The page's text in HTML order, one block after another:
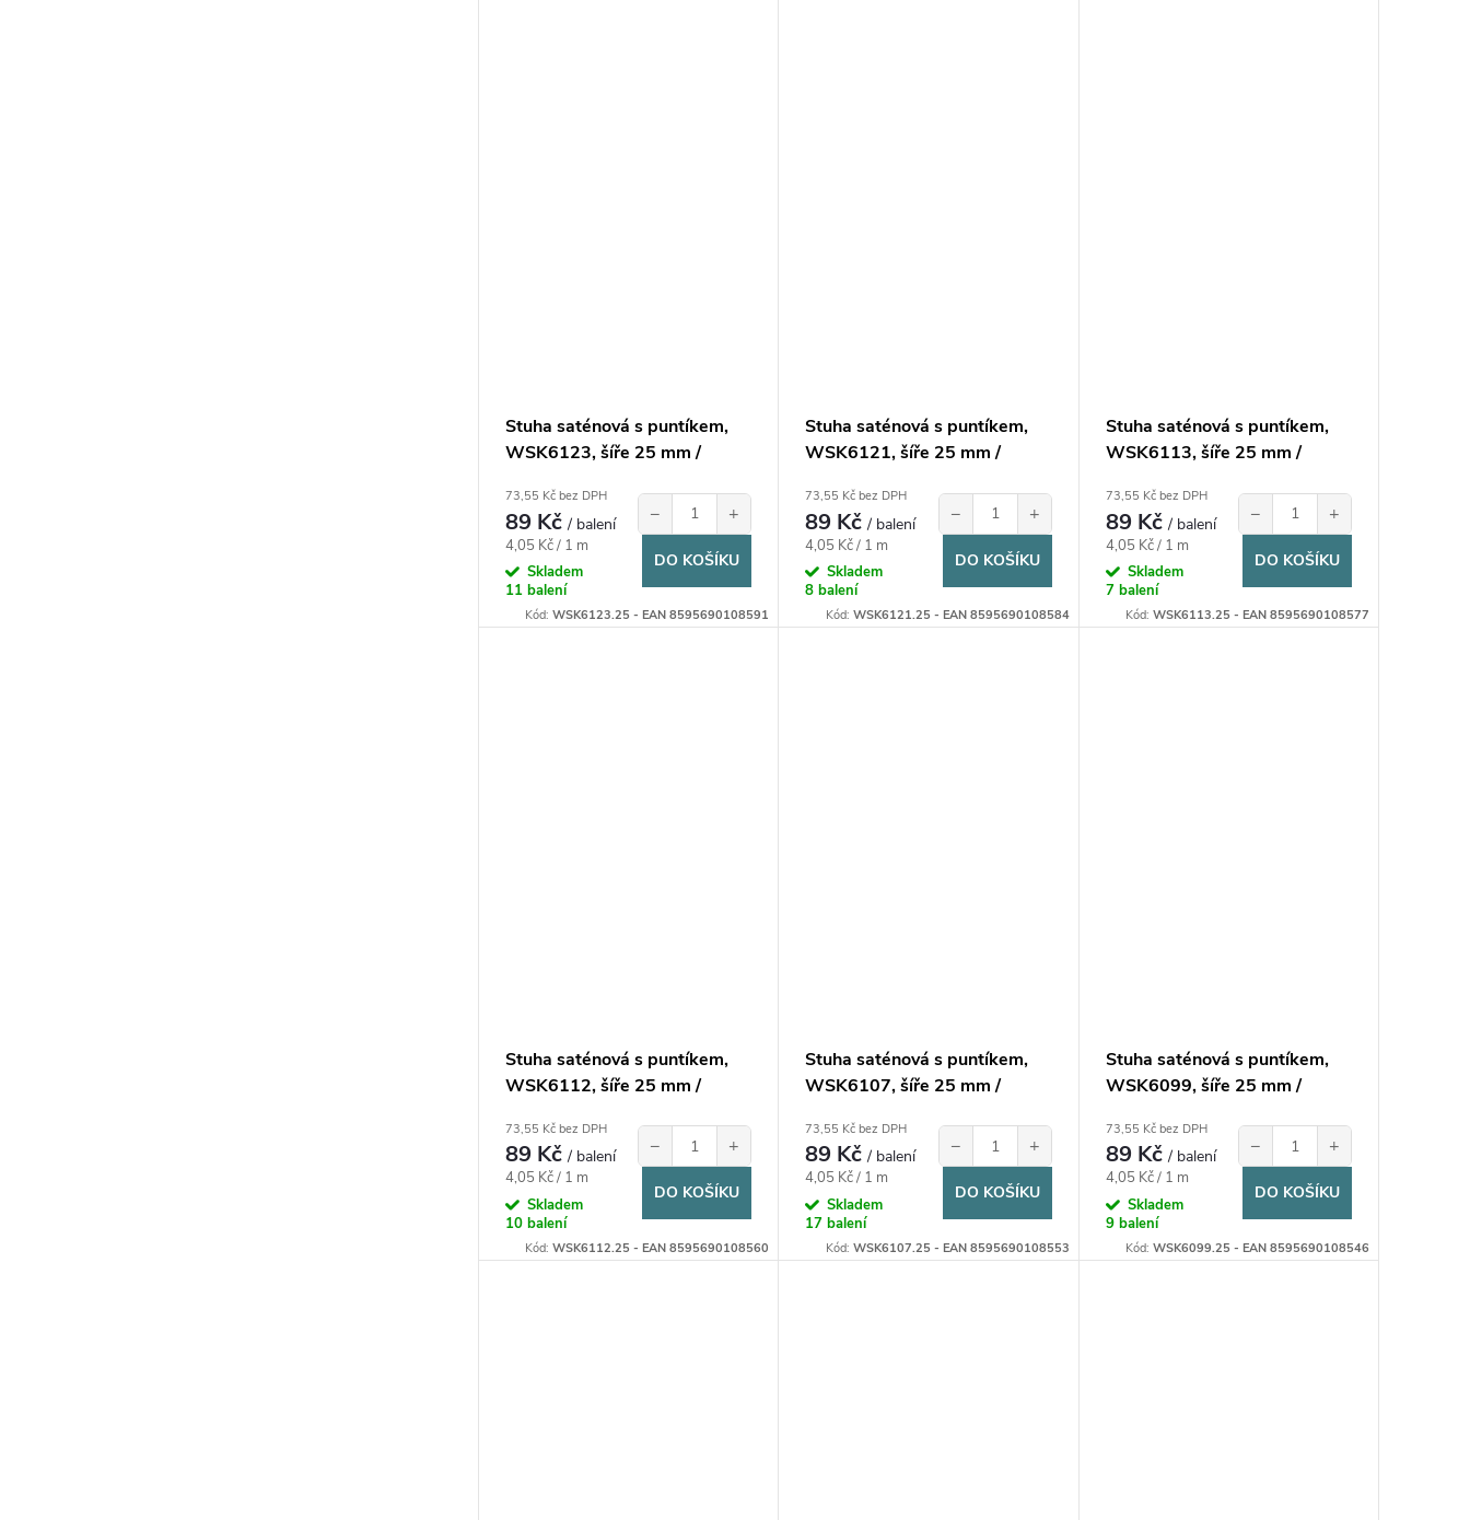
Stuha saténová s puntíkem,
WSK6123, šíře 25 mm /
73,55 Kč bez DPH
89 Kč/ balení
Měrná
cena:
4,05 Kč / 1 m
Skladem
11 balení
− +
DO KOŠÍKU
Kód:WSK6123.25 - EAN 8595690108591
Stuha saténová s puntíkem,
WSK6121, šíře 25 mm /
73,55 Kč bez DPH
89 Kč/ balení
Měrná
cena:
4,05 Kč / 1 m
Skladem
8 balení
− +
DO KOŠÍKU
Kód: WSK6121.25 - EAN 8595690108584
Stuha saténová s puntíkem,
WSK6113, šíře 25 mm /
73,55 Kč bez DPH
89 Kč/ balení
Měrná
cena:
4,05 Kč / 1 m
Skladem
7 balení
− +
DO KOŠÍKU
Kód: WSK6113.25 - EAN 8595690108577
Stuha saténová s puntíkem,
WSK6112, šíře 25 mm /
73,55 Kč bez DPH
89 Kč/ balení
Měrná
cena:
4,05 Kč / 1 m
Skladem
10 balení
− +
DO KOŠÍKU
Kód:WSK6112.25 - EAN 8595690108560
Stuha saténová s puntíkem,
WSK6107, šíře 25 mm /
73,55 Kč bez DPH
89 Kč/ balení
Měrná
cena:
4,05 Kč / 1 m
Skladem
17 balení
− +
DO KOŠÍKU
Kód: WSK6107.25 - EAN 8595690108553
Stuha saténová s puntíkem,
WSK6099, šíře 25 mm /
73,55 Kč bez DPH
89 Kč/ balení
Měrná
cena:
4,05 Kč / 1 m
Skladem
9 balení
− +
DO KOŠÍKU
Kód: WSK6099.25 - EAN 8595690108546